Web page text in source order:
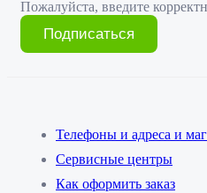
Пожалуйста, введите
Подписаться
Телефоны и адреса и
Сервисные центры
Как оформить заказ